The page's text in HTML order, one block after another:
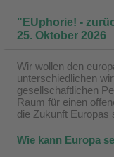
"EUphorie! -
25. Oktober 2026
Wir wollen den
unterschiedlichen
gesellschaftlichen
Raum für einen
die Zukunft Europas
Wie kann